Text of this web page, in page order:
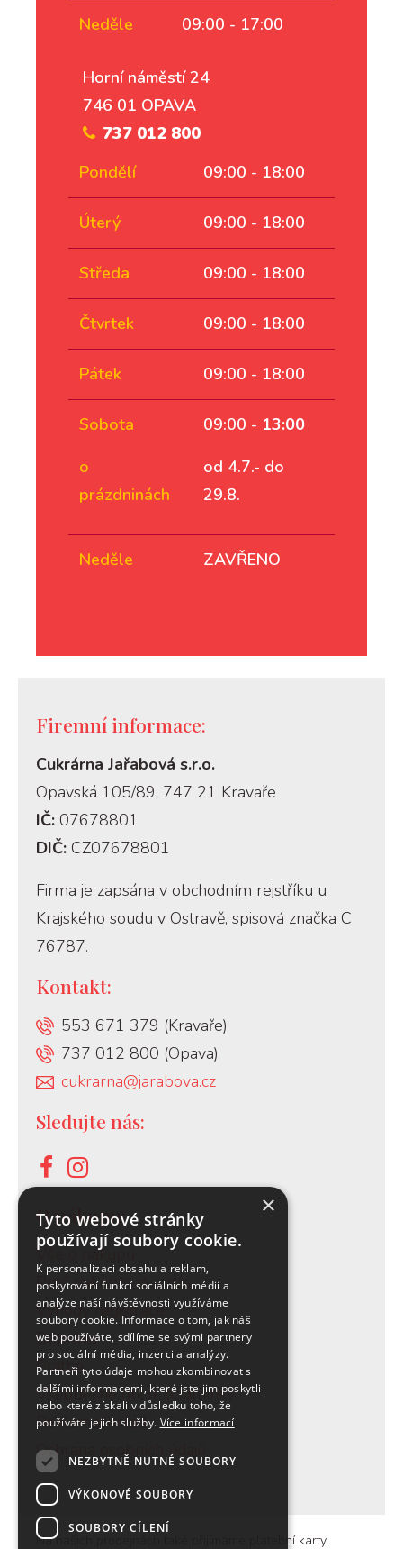
Neděle 09:00 - 17:00
Horní náměstí 24
746 01 OPAVA
737 012 800
Pondělí
09:00 - 18:00
Úterý 09:00 - 18:00
Středa 09:00 - 18:00
Čtvrtek 09:00 - 18:00
Pátek 09:00 - 18:00
Sobota
o
prázdninách
09:00 - 13:00
od 4.7.- do
29.8.
Neděle ZAVŘENO
Firemní informace:
Cukrárna Jařabová s.r.o.
Opavská 105/89, 747 21 Kravaře
IČ: 07678801
DIČ: CZ07678801
Firma je zapsána v obchodním rejstříku u
Krajského soudu v Ostravě, spisová značka C
76787.
Kontakt:
553 671 379 (Kravaře)
737 012 800 (Opava)
cukrarna@jarabova.cz
Sledujte nás:
O nákupu:
Vše o nákupu
Proč nakupovat u nás
Výhody registrace
Doprava
Platba
Všeobecné obch. podmínky
Reklamační řád
Ochrana osobních údajů
Na našich prodejnách také přijímáme platební karty.
×
Tyto webové stránky
používají soubory cookie.
K personalizaci obsahu a reklam,
poskytování funkcí sociálních médií a
analýze naší návštěvnosti využíváme
soubory cookie. Informace o tom, jak náš
web používáte, sdílíme se svými partnery
pro sociální média, inzerci a analýzy.
Partneři tyto údaje mohou zkombinovat s
dalšími informacemi, které jste jim poskytli
nebo které získali v důsledku toho, že
používáte jejich služby. Více informací
NEZBYTNĚ NUTNÉ SOUBORY
VÝKONOVÉ SOUBORY
SOUBORY CÍLENÍ